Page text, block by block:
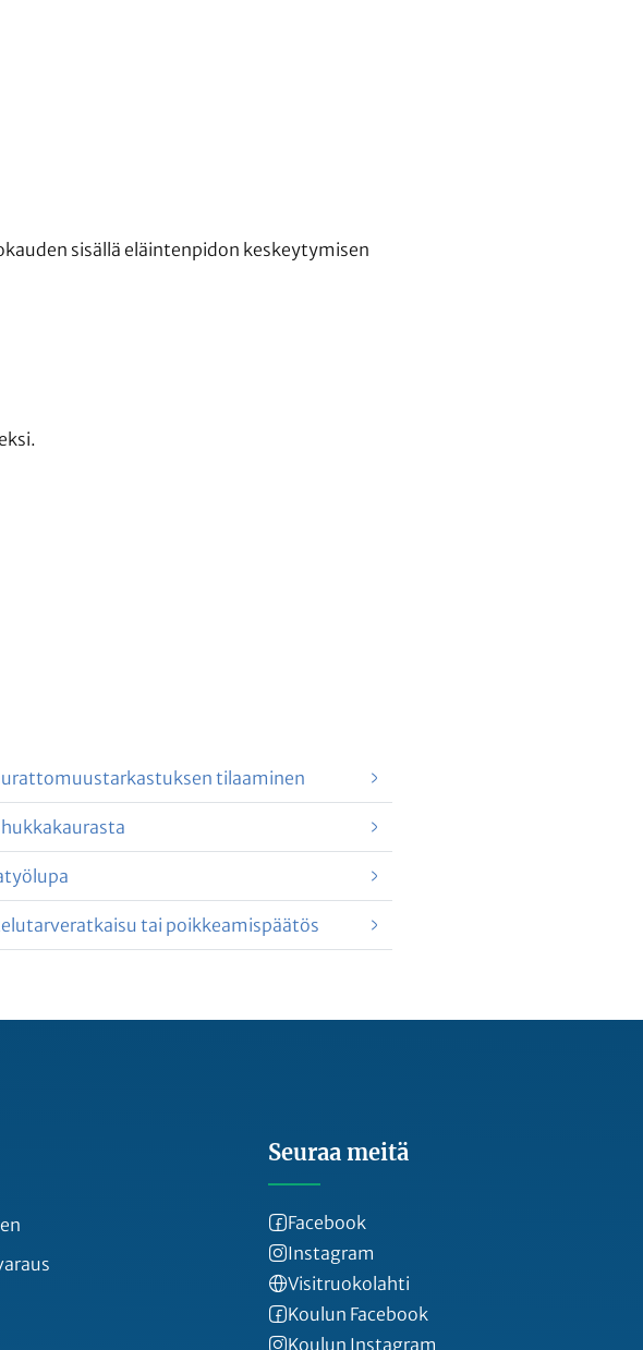
sisällä eläintenpidon keskeytymisen
tilaaminen
tai poikkeamispäätös
Seuraa meitä
Facebook
Instagram
Visitruokolahti
Koulun Facebook
Koulun Instagram